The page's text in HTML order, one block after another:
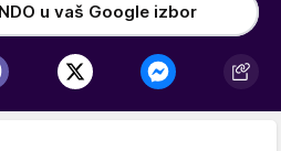
u vaš Google izbor